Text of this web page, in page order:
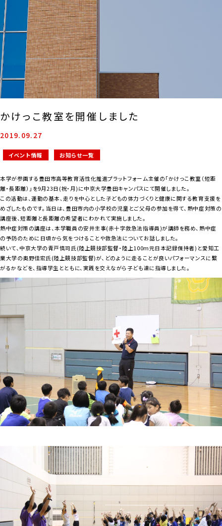
かけっこ教室を開催しました
2019.09.27
イベント情報 お知らせ一覧
本学が参画する豊田市高等教育活性化推進プラットフォーム主催の「かけっこ教室（短距
離・長距離）」を9月23日(祝・月)に中京大学豊田キャンパスにて開催しました。
この活動は、運動の基本、走りを中心とした子どもの体力づくりと健康に関する教育支援を
めざしたものです。当日は、豊田市内の小学校の児童とご父母の参加を得て、熱中症対策の
講座後、短距離と長距離の希望者にわかれて実施しました。
熱中症対策の講座は、本学職員の安井主事(赤十字救急法指導員)が講師を務め、熱中症
の予防のために日頃から気をつけることや救急法についてお話しました。
続いて、中京大学の青戸慎司氏(陸上競技部監督・陸上100m元日本記録保持者)と愛知工
業大学の奥野佳宏氏(陸上競技部監督)が、どのように走ることが良いパフォーマンスに繋
がるかなどを、指導学生とともに、実践を交えながら子ども達に指導しました。